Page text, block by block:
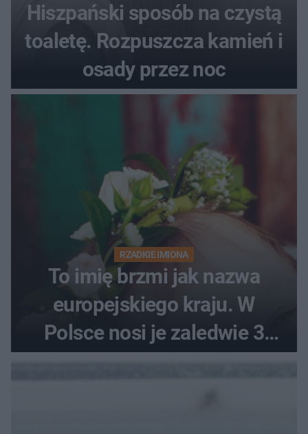
Hiszpański sposób na czystą
toaletę. Rozpuszcza kamień i
osady przez noc
RZADKIE IMIONA
To imię brzmi jak nazwa
europejskiego kraju. W
Polsce nosi je zaledwie 3